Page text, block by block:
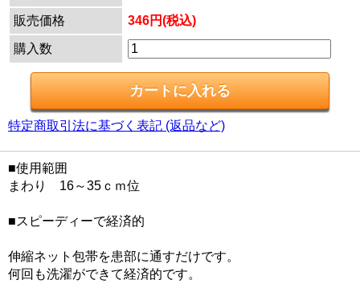
販売価格
346円(税込)
購入数
特定商取引法に基づく表記 (返品など)
■使用範囲
まわり 16～35ｃｍ位
■スピーディーで経済的
伸縮ネット包帯を患部に通すだけです。
何回も洗濯ができて経済的です。